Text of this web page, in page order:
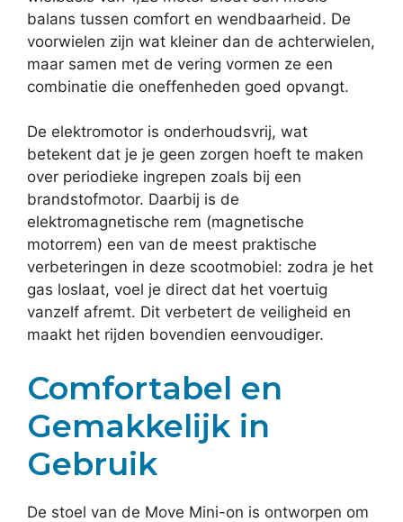
balans tussen comfort en wendbaarheid. De
voorwielen zijn wat kleiner dan de achterwielen,
maar samen met de vering vormen ze een
combinatie die oneffenheden goed opvangt.
De elektromotor is onderhoudsvrij, wat
betekent dat je je geen zorgen hoeft te maken
over periodieke ingrepen zoals bij een
brandstofmotor. Daarbij is de
elektromagnetische rem (magnetische
motorrem) een van de meest praktische
verbeteringen in deze scootmobiel: zodra je het
gas loslaat, voel je direct dat het voertuig
vanzelf afremt. Dit verbetert de veiligheid en
maakt het rijden bovendien eenvoudiger.
Comfortabel en
Gemakkelijk in
Gebruik
De stoel van de Move Mini-on is ontworpen om